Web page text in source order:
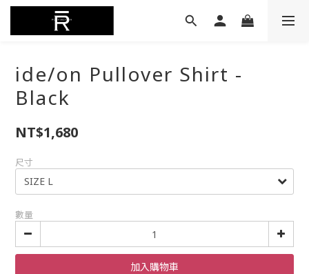
ide/on Pullover Shirt -
Black
NT$1,680
尺寸
數量
加入購物車